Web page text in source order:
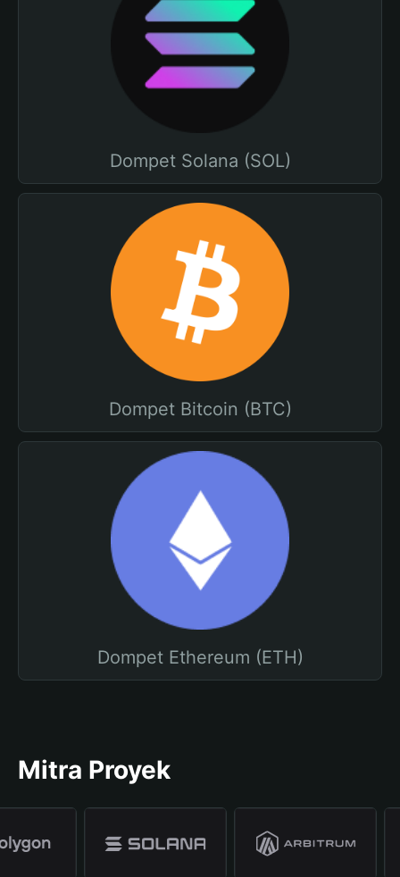
Dompet Solana (SOL)
Dompet Bitcoin (BTC)
Dompet Ethereum (ETH)
Mitra Proyek